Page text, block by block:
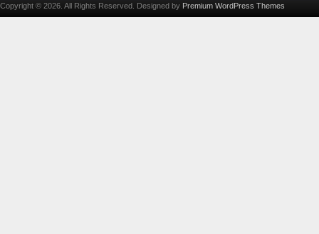
Copyright © 2026. All Rights Reserved. Designed by Premium WordPress Themes